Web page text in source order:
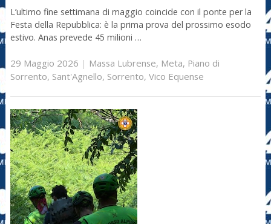
L’ultimo fine settimana di maggio coincide con il ponte per la
Festa della Repubblica: è la prima prova del prossimo esodo
estivo. Anas prevede 45 milioni …
29 Maggio 2026 | Massa Lubrense, Meta, Piano di
Sorrento, Sant'Agnello, Sorrento, Vico Equense